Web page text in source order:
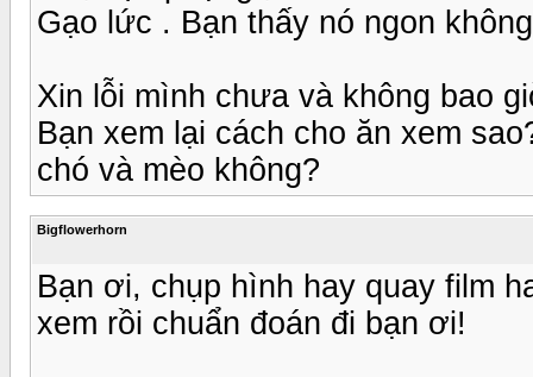
Gạo lức . Bạn thấy nó ngon
Xin lỗi mình chưa và không bao
Bạn xem lại cách cho ăn xem
chó và mèo không?
Bigflowerhorn
Bạn ơi, chụp hình hay quay film
xem rồi chuẩn đoán đi bạn ơi!